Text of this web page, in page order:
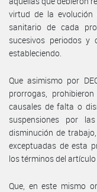
virtud de la
sanitario de cada
sucesivos periodos
estableciendo.
Que asimismo por
prorrogas,
causales de falta o
suspensiones por
disminución de
exceptuadas de esta
los términos del
Que, en este mismo